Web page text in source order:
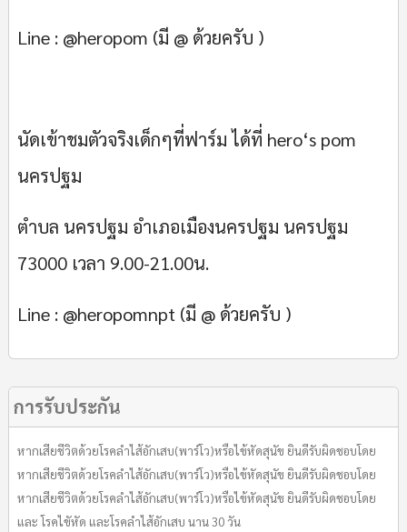
Line : @heropom (มี @ ด้วยครับ )
นัดเข้าชมตัวจริงเด็กๆที่ฟาร์ม ได้ที่ hero‘s pom
นครปฐม
ตำบล นครปฐม อำเภอเมืองนครปฐม นครปฐม
73000 เวลา 9.00-21.00น.
Line : @heropomnpt (มี @ ด้วยครับ )
การรับประกัน
หากเสียชีวิตด้วยโรคลำไส้อักเสบ(พาร์โว)หรือไข้หัดสุนัข ยินดีรับผิดชอบโดย
หากเสียชีวิตด้วยโรคลำไส้อักเสบ(พาร์โว)หรือไข้หัดสุนัข ยินดีรับผิดชอบโดย
หากเสียชีวิตด้วยโรคลำไส้อักเสบ(พาร์โว)หรือไข้หัดสุนัข ยินดีรับผิดชอบโดย
และ โรคไขัหัด และโรคลำไส้อักเสบ นาน 30 วัน